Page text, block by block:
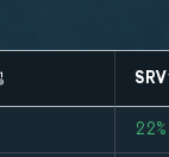
SRV
22%